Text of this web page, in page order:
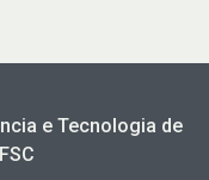
e Tecnologia de